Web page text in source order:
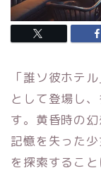
「誰ソ彼ホテ
として登場し
す。黄昏時の
記憶を失った
を探索すること